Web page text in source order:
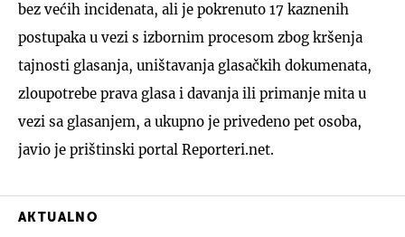
bez većih incidenata, ali je pokrenuto 17 kaznenih
postupaka u vezi s izbornim procesom zbog kršenja
tajnosti glasanja, uništavanja glasačkih dokumenata,
zloupotrebe prava glasa i davanja ili primanje mita u
vezi sa glasanjem, a ukupno je privedeno pet osoba,
javio je prištinski portal Reporteri.net.
AKTUALNO